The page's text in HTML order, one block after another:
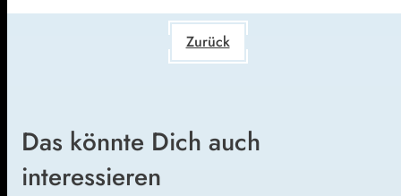
Zurück
Das könnte Dich auch
interessieren